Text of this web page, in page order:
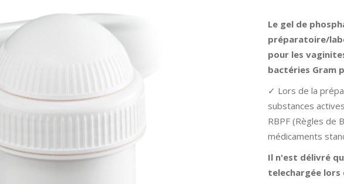
Le gel de
préparatoire/
pour les
bactéries Gram
✓ Lors de la
substances
RBPF (Règles de
médicaments
Il n'est délivré
telechargée lors